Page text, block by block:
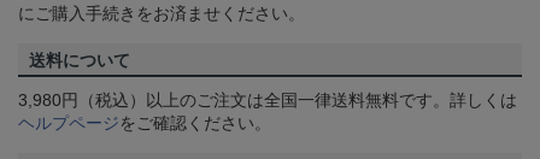
にご購入手続きをお済ませください。
送料について
3,980円（税込）以上のご注文は全国一律送料無料です。詳しくは
ヘルプページをご確認ください。